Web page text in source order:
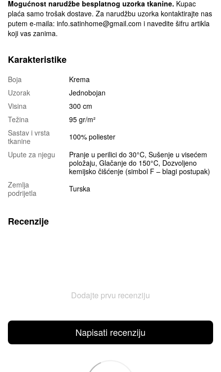
Mogućnost narudžbe besplatnog uzorka tkanine. Kupac
plaća samo trošak dostave. Za narudžbu uzorka kontaktirajte nas
putem e-maila: info.satinhome@gmail.com i navedite šifru artikla
koji vas zanima.
Karakteristike
Boja
Krema
Uzorak
Jednobojan
Visina
300 cm
Težina
95 gr/m²
Sastav i vrsta
tkanine
100% poliester
Upute za njegu
Pranje u perilici do 30°C, Sušenje u visećem
položaju, Glačanje do 150°C, Dozvoljeno
kemijsko čišćenje (simbol F – blagi postupak)
Zemlja
podrijetla
Turska
Recenzije
Dodajte prvu recenziju
Napisati recenziju